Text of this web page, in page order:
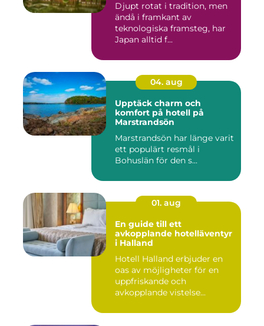
Djupt rotat i tradition, men
ändå i framkant av
teknologiska framsteg, har
Japan alltid f...
04. aug
Upptäck charm och
komfort på hotell på
Marstrandsön
Marstrandsön har länge varit
ett populärt resmål i
Bohuslän för den s...
01. aug
En guide till ett
avkopplande hotelläventyr
i Halland
Hotell Halland erbjuder en
oas av möjligheter för en
uppfriskande och
avkopplande vistelse...